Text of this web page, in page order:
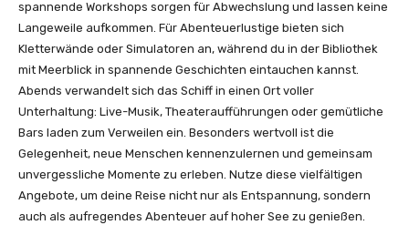
spannende Workshops sorgen für Abwechslung und lassen keine
Langeweile aufkommen. Für Abenteuerlustige bieten sich
Kletterwände oder Simulatoren an, während du in der Bibliothek
mit Meerblick in spannende Geschichten eintauchen kannst.
Abends verwandelt sich das Schiff in einen Ort voller
Unterhaltung: Live-Musik, Theateraufführungen oder gemütliche
Bars laden zum Verweilen ein. Besonders wertvoll ist die
Gelegenheit, neue Menschen kennenzulernen und gemeinsam
unvergessliche Momente zu erleben. Nutze diese vielfältigen
Angebote, um deine Reise nicht nur als Entspannung, sondern
auch als aufregendes Abenteuer auf hoher See zu genießen.